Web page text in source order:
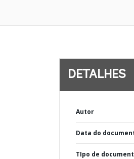
DETALHES
Autor
Data do
TIpo de